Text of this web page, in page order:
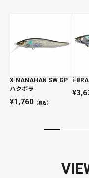
X-NANAHAN SW GP
ハクボラ
1,760 （税込）
i-